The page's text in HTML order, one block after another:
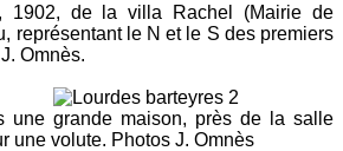
1902, de la villa Rachel (Mairie de
représentant le N et le S des premiers
Omnès.
une grande maison, près de la salle
une volute. Photos J. Omnès